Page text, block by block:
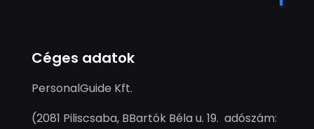
Céges adatok
PersonalGuide Kft.
(2081 Piliscsaba, BBartók Béla u. 19. adószám: